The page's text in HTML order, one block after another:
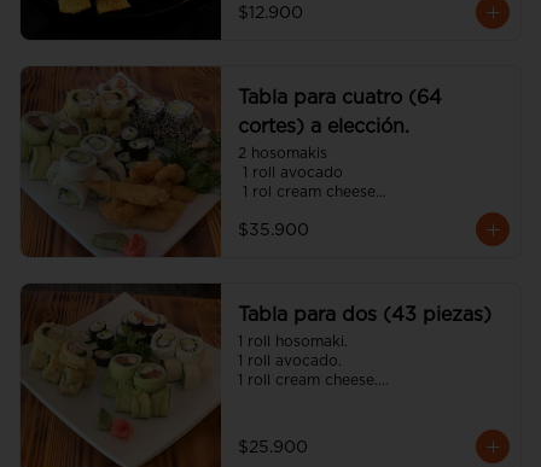
3 camarón panko
$12.900
Tabla para cuatro (64
cortes) a elección.
2 hosomakis
1 roll avocado
1 rol cream cheese
1 roll california
unagui 4 palitos).
$35.900
Tabla para dos (43 piezas)
1 roll hosomaki.
1 roll avocado.
1 roll cream cheese.
$25.900